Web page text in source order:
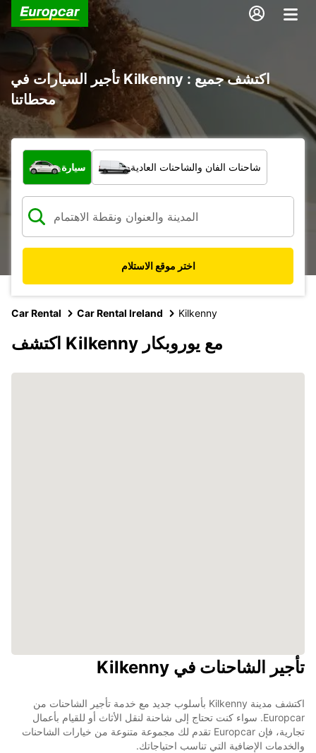
تأجير السيارات في Kilkenny : اكتشف جميع
محطاتنا
ما نوع المركبة؟
سيارة شاحنات الفان والشاحنات العادية
اختر موقع الاستلام
Car Rental Car Rental Ireland Kilkenny
اكتشف Kilkenny مع يوروبكار
تأجير الشاحنات في Kilkenny
اكتشف مدينة Kilkenny بأسلوب جديد مع خدمة تأجير الشاحنات من
Europcar. سواء كنت تحتاج إلى شاحنة لنقل الأثاث أو للقيام بأعمال
تجارية، فإن Europcar تقدم لك مجموعة متنوعة من خيارات الشاحنات
والخدمات الإضافية التي تناسب احتياجاتك.